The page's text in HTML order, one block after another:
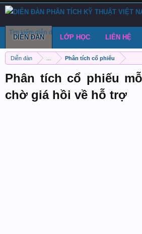
Diễn đàn Phân tích cổ phiếu
Phân tích cổ phiếu
chờ giá hồi về hỗ trợ
DIỄN ĐÀN
Tìm kiếm diễn đàn Bài viết gần đây Đăng
LỚP HỌC LIÊN HỆ